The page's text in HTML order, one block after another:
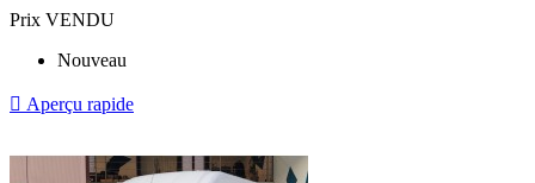
Prix VENDU
Nouveau
 Aperçu rapide